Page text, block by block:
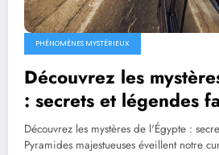
PHÉNOMÈNES MYSTÉRIEUX
Découvrez les
: secrets et légendes
Découvrez les mystères de l'Égypte :
Pyramides majestueuses éveillent notre